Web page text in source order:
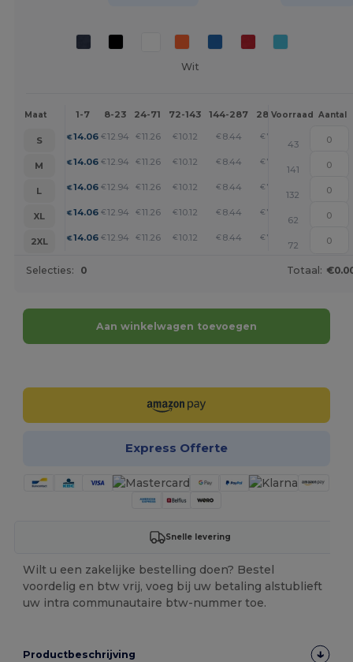
Wit
Maat 1-7 8-23 24-71 72-143 144-287 288 + Meer
Voorraad Aantal
S € 14.06 € 12.94 €11.26 € 10.12 € 8.44 € 7.31
43
M
€ 14.06 € 12.94 €11.26 € 10.12 € 8.44 € 7.31
141
L
€ 14.06 € 12.94 €11.26 € 10.12 € 8.44 € 7.31
132
XL
€ 14.06 € 12.94 €11.26 € 10.12 € 8.44 € 7.31
62
2XL
€ 14.06 € 12.94 €11.26 € 10.12 € 8.44 € 7.31
72
Selecties: 0 Totaal:
Aan winkelwagen toevoegen
Express Offerte
Snelle levering
Wilt u een zakelijke bestelling doen? Bestel
voordelig en btw vrij, voeg bij uw betaling alstublieft
uw intra communautaire btw-nummer toe.
Productbeschrijving